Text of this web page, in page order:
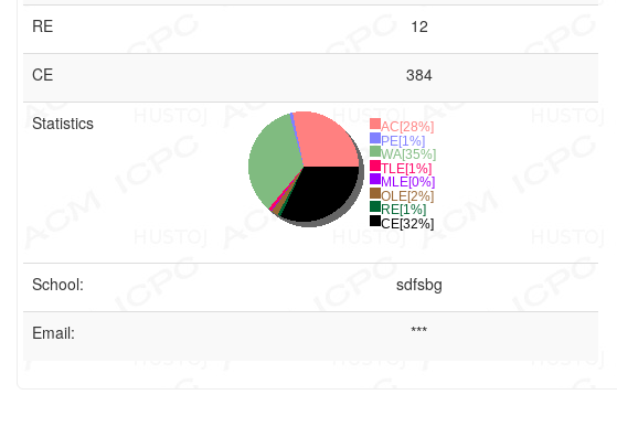
RE 12
CE 384
Statistics
AC[28%]
PE[1%]
WA[35%]
TLE[1%]
MLE[0%]
OLE[2%]
RE[1%]
CE[32%]
School: sdfsbg
Email: ***